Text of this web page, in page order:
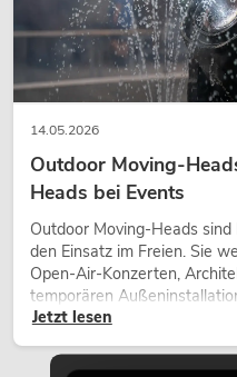
14.05.2026
Outdoor Moving-
Heads bei Events
Outdoor Moving-Heads
den Einsatz im Freien. Sie
Open-Air-Konzerten,
temporären
Jetzt lesen